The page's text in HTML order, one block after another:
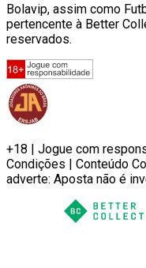
Bolavip, assim como
pertencente à Better
reservados.
+18 | Jogue com
Condições | Conteúdo
adverte: Aposta não é